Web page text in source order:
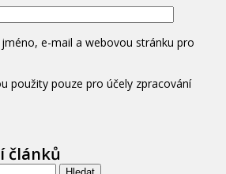
e-mail a webovou stránku pro
použity pouze pro účely zpracování
článků